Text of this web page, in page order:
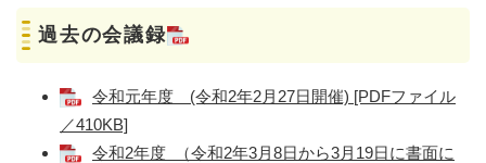
過去の会議録
令和元年度 (令和2年2月27日開催) [PDFファイル
／410KB]
令和2年度 （令和2年3月8日から3月19日に書面に